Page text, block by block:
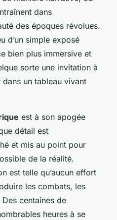
dans
des époques révolues.
d’un simple exposé
bien plus immersive et
sorte une invitation à
dans un tableau vivant
est à son apogée
détail est
et mis au point pour
de la réalité.
est telle qu’aucun effort
les combats, les
centaines de
heures à se